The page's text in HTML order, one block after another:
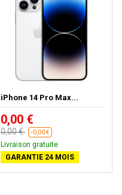
iPhone 14 Pro Max...
0,00 €
0,00 € -0,00 €
Livraison gratuite
GARANTIE 24 MOIS